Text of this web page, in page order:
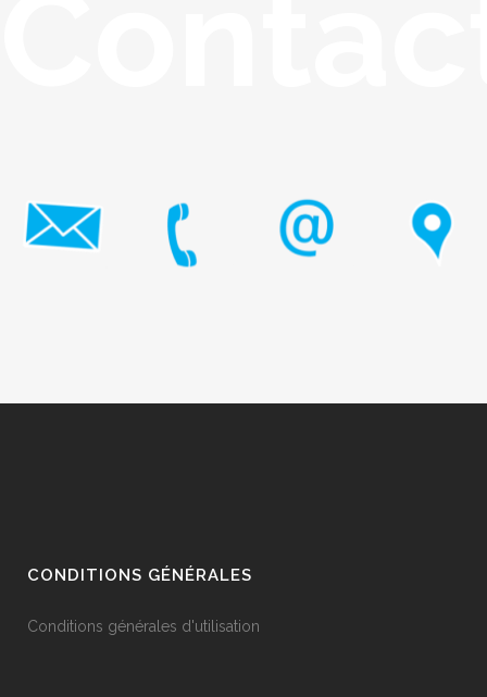
CONDITIONS GÉNÉRALES
Conditions générales d'utilisation